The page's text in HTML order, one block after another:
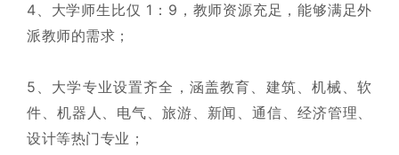
4、大学师生比仅 1：9，教师资源充足，能够满足外
派教师的需求；
5、大学专业设置齐全，涵盖教育、建筑、机械、软
件、机器人、电气、旅游、新闻、通信、经济管理、
设计等热门专业；